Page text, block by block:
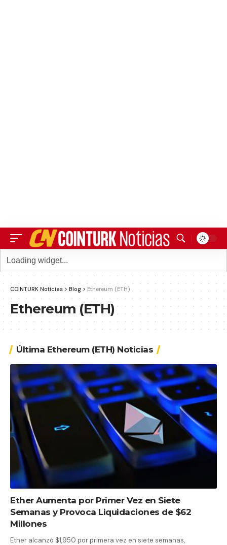
COINTURK Noticias > Blog > Ethereum (ETH)
Ethereum (ETH)
Última Ethereum (ETH) Noticias
Ether Aumenta por Primer Vez en Siete
Semanas y Provoca Liquidaciones de $62
Millones
Ether alcanzó $1,950 por primera vez en siete semanas,